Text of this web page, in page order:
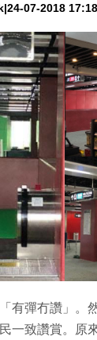
|24-07-2018 17:18
有彈冇讚」。
一致讚賞。原